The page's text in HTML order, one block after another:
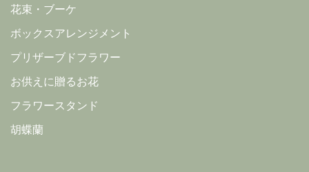
花束・ブーケ
ボックスアレンジメント
プリザーブドフラワー
お供えに贈るお花
フラワースタンド
胡蝶蘭